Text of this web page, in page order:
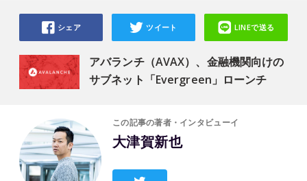
アバランチ（AVAX）、金融機関向けの
サブネット「Evergreen」ローンチ
シェア ツイート LINEで送る
この記事の著者・インタビューイ
大津賀新也